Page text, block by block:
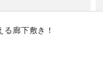
廊下敷き！